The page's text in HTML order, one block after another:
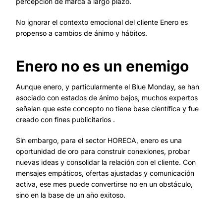
No ignorar el contexto emocional del cliente Enero es
propenso a cambios de ánimo y hábitos.
Enero no es un enemigo
Aunque enero, y particularmente el Blue Monday, se han
asociado con estados de ánimo bajos, muchos expertos
señalan que este concepto no tiene base científica y fue
creado con fines publicitarios .
Sin embargo, para el sector HORECA, enero es una
oportunidad de oro para construir conexiones, probar
nuevas ideas y consolidar la relación con el cliente. Con
mensajes empáticos, ofertas ajustadas y comunicación
activa, ese mes puede convertirse no en un obstáculo,
sino en la base de un año exitoso.